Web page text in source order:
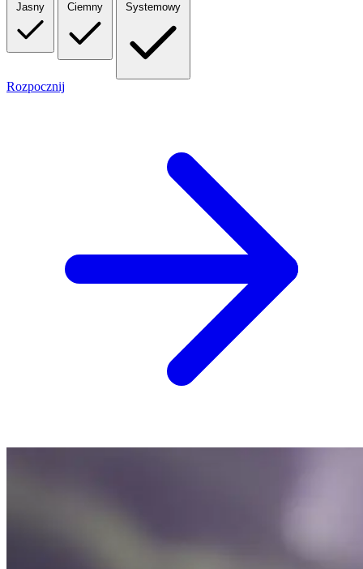
Jasny Ciemny Systemowy
Rozpocznij